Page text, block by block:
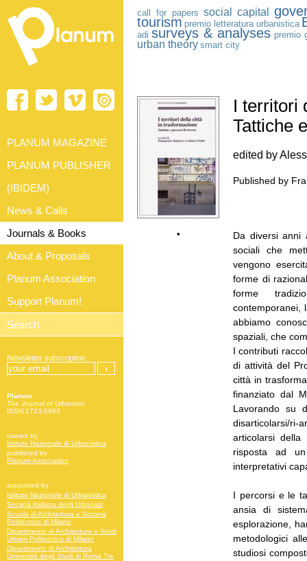
call for papers social capital
tourism premio letteratura urbanistica
adi surveys & analyses premio
urban theory smart city
•
I territori
Tattiche
edited by
Published by
Da diversi anni
sociali che
vengono
forme di
forme
contemporanei,
abbiamo
spaziali, che
I contributi
di attività del
città in
finanziato dal
Lavorando su
disarticolarsi/
articolarsi
risposta ad
interpretativi
I percorsi e le
ansia di
esplorazione,
metodologici
studiosi
PLANUM MAGAZINE
PLANUM PUBLISHER
(IBIDEM)
News & Calls
Journals & Books
About & Proposals
Planum Association
Support Planum!
Newsletter subscription:
Planum
The Journal of Urbanism
ISSN 1723-0993
owned by
Istituto Nazionale di Urbanistica
published by
Planum Association
supported by
Istituto Nazionale di Urbanistica
Società Italiana degli Urbanisti
Scuola di Architettura e Società
Politecnico di Milano
Dipartimento di Architettura e Studi
Urbani Politecnico di Milano
Dipartimento di Architettura
Università degli Studi di Roma Tre